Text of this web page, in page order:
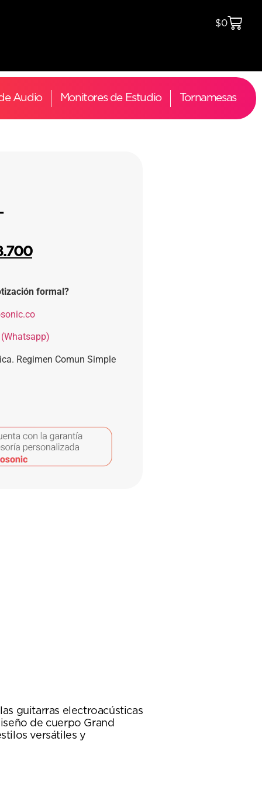
$0
Audio Monitores de Estudio Tornamesas
formal?
Regimen Comun Simple
guitarras electroacústicas
de cuerpo Grand
versátiles y